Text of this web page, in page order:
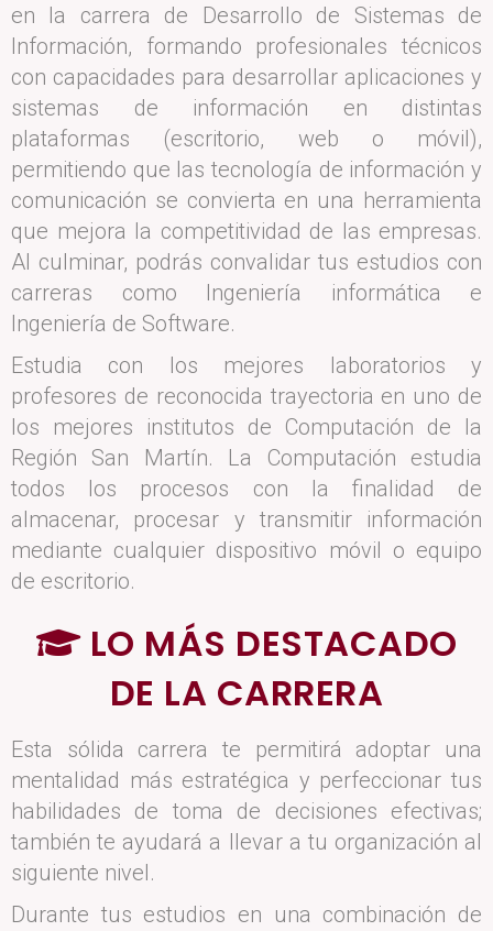
en la carrera de Desarrollo de Sistemas de
Información, formando profesionales técnicos
con capacidades para desarrollar aplicaciones y
sistemas de información en distintas
plataformas (escritorio, web o móvil),
permitiendo que las tecnología de información y
comunicación se convierta en una herramienta
que mejora la competitividad de las empresas.
Al culminar, podrás convalidar tus estudios con
carreras como Ingeniería informática e
Ingeniería de Software.
Estudia con los mejores laboratorios y
profesores de reconocida trayectoria en uno de
los mejores institutos de Computación de la
Región San Martín. La Computación estudia
todos los procesos con la finalidad de
almacenar, procesar y transmitir información
mediante cualquier dispositivo móvil o equipo
de escritorio.
LO MÁS DESTACADO
DE LA CARRERA
Esta sólida carrera te permitirá adoptar una
mentalidad más estratégica y perfeccionar tus
habilidades de toma de decisiones efectivas;
también te ayudará a llevar a tu organización al
siguiente nivel.
Durante tus estudios en una combinación de